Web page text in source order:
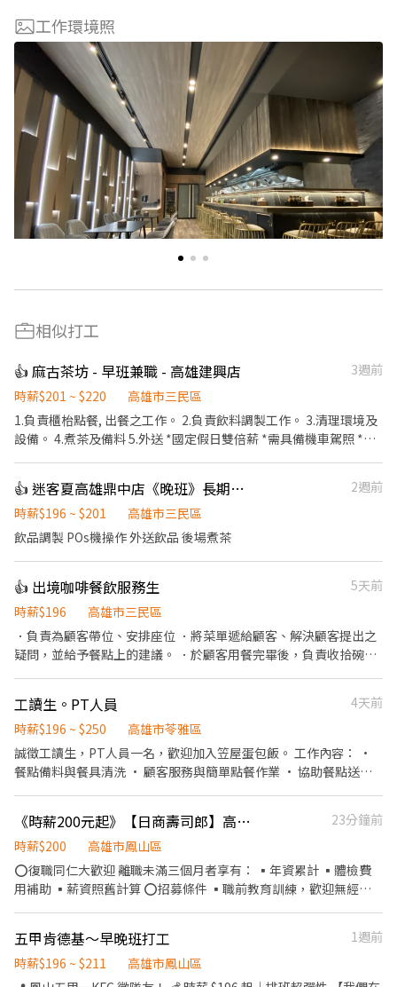
工作環境照
相似打工
👍 麻古茶坊 - 早班兼職 - 高雄建興店
3週前
時薪$201 ~ $220
高雄市三民區
1.負責櫃枱點餐, 出餐之工作。 2.負責飲料調製工作。 3.清理環境及
設備。 4.煮茶及備料 5.外送 *國定假日雙倍薪 *需具備機車駕照 *平
👍 迷客夏高雄鼎中店《晚班》長期工讀生（寒、暑假短期勿投）
2週前
時薪$196 ~ $201
高雄市三民區
飲品調製 POs機操作 外送飲品 後場煮茶
👍 出境咖啡餐飲服務生
5天前
時薪$196
高雄市三民區
．負責為顧客帶位、安排座位 ．將菜單遞給顧客、解決顧客提出之
疑問，並給予餐點上的建議。 ．於顧客用餐完畢後，負責收拾碗盤
量與重量。 ．負責擺盤、打包外帶服務。
工讀生。PT人員
4天前
時薪$196 ~ $250
高雄市苓雅區
誠徵工讀生，PT人員一名，歡迎加入笠屋蛋包飯。 工作內容： •
餐點備料與餐具清洗 • 顧客服務與簡單點餐作業 • 協助餐點送餐
能勝任，願意學習就歡迎投遞！ 開班作業 準備午餐需要的食材，環
境整潔 招呼客人,介紹我家餐點特色以及點餐跟收營 及出餐哇。外場
整潔工作 協助廚房製作餐點，環境清潔 享有勞健保-生日禮金-員工
聚會
《時薪200元起》【日商壽司郎】高雄鳳山店-兼職人員★歡迎二度就業、學生實習★
23分鐘前
時薪$200
高雄市鳳山區
⭕復職同仁大歡迎 離職未滿三個月者享有： ▪年資累計 ▪體檢費
用補助 ▪薪資照舊計算 ⭕招募條件 ▪職前教育訓練，歡迎無經驗
班表） ⭕工作內容（在職教育訓練完善，無經驗者OK） ▪外場 帶
客入座→用餐說明、顧客服務→桌面清潔→環境整理→收銀結帳 等
▪內場 商品進貨→食材處理→餐點製作→餐具清洗→環境整理→庫
五甲肯德基～早晚班打工
1週前
時薪$196 ~ $211
高雄市鳳山區